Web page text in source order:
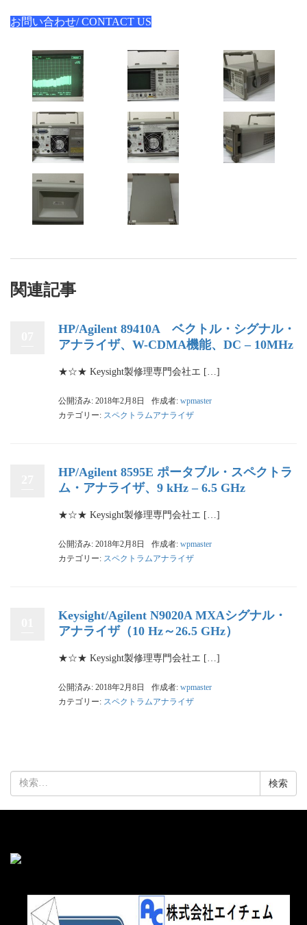
お問い合わせ/ CONTACT US
関連記事
HP/Agilent 89410A ベクトル・シグナル・
アナライザ、W-CDMA機能、DC – 10MHz
★☆★ Keysight製修理専門会社エ […]
公開済み: 2018年2月8日 作成者: wpmaster
カテゴリー: スペクトラムアナライザ
HP/Agilent 8595E ポータブル・スペクトラ
ム・アナライザ、9 kHz – 6.5 GHz
★☆★ Keysight製修理専門会社エ […]
公開済み: 2018年2月8日 作成者: wpmaster
カテゴリー: スペクトラムアナライザ
Keysight/Agilent N9020A MXAシグナル・
アナライザ（10 Hz～26.5 GHz）
★☆★ Keysight製修理専門会社エ […]
公開済み: 2018年2月8日 作成者: wpmaster
カテゴリー: スペクトラムアナライザ
索: